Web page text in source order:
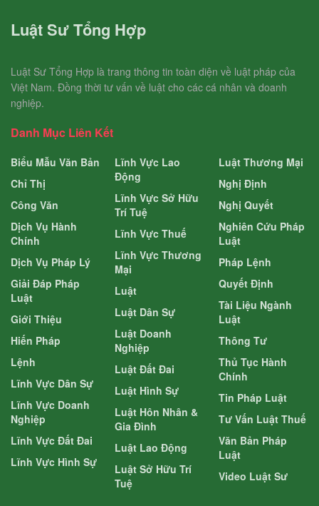
Luật Sư Tổng Hợp
Luật Sư Tổng Hợp là trang thông tin toàn diện về luật pháp của
Việt Nam. Đồng thời tư vấn về luật cho các cá nhân và doanh
nghiệp.
Danh Mục Liên Kết
Biểu Mẫu Văn Bản
Chỉ Thị
Công Văn
Dịch Vụ Hành
Chính
Dịch Vụ Pháp Lý
Giải Đáp Pháp
Luật
Giới Thiệu
Hiến Pháp
Lệnh
Lĩnh Vực Dân Sự
Lĩnh Vực Doanh
Nghiệp
Lĩnh Vực Đất Đai
Lĩnh Vực Hình Sự
Lĩnh Vực Lao
Động
Lĩnh Vực Sở Hữu
Trí Tuệ
Lĩnh Vực Thuế
Lĩnh Vực Thương
Mại
Luật
Luật Dân Sự
Luật Doanh
Nghiệp
Luật Đất Đai
Luật Hình Sự
Luật Hôn Nhân &
Gia Đình
Luật Lao Động
Luật Sở Hữu Trí
Tuệ
Luật Thương Mại
Nghị Định
Nghị Quyết
Nghiên Cứu Pháp
Luật
Pháp Lệnh
Quyết Định
Tài Liệu Ngành
Luật
Thông Tư
Thủ Tục Hành
Chính
Tin Pháp Luật
Tư Vấn Luật Thuế
Văn Bản Pháp
Luật
Video Luật Sư